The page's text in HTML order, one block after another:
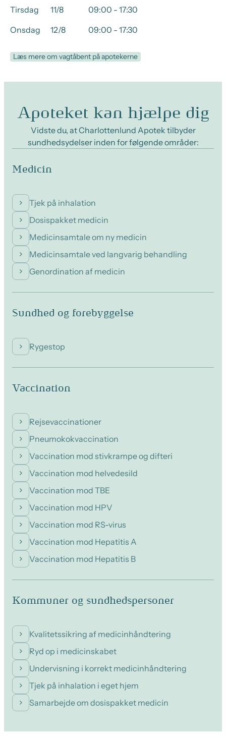
Tirsdag
11/8
09:00 - 17:30
Onsdag
12/8 09:00 - 17:30
Læs mere om vagtåbent på apotekerne
Apoteket kan hjælpe dig
Vidste du, at Charlottenlund Apotek tilbyder
sundhedsydelser inden for følgende områder:
Medicin
Tjek på inhalation
Dosispakket medicin
Medicinsamtale om ny medicin
Medicinsamtale ved langvarig behandling
Genordination af medicin
Sundhed og forebyggelse
Rygestop
Vaccination
Rejsevaccinationer
Pneumokokvaccination
Vaccination mod stivkrampe og difteri
Vaccination mod helvedesild
Vaccination mod TBE
Vaccination mod HPV
Vaccination mod RS-virus
Vaccination mod Hepatitis A
Vaccination mod Hepatitis B
Kommuner og sundhedspersoner
Kvalitetssikring af medicinhåndtering
Ryd op i medicinskabet
Undervisning i korrekt medicinhåndtering
Tjek på inhalation i eget hjem
Samarbejde om dosispakket medicin